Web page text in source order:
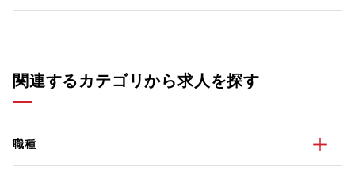
関連するカテゴリから求人を探す
職種